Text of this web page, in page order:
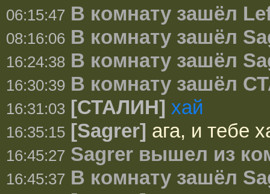
06:15:47 В комнату зашёл
08:16:06 В комнату зашёл
16:24:38 В комнату зашёл
16:30:39 В комнату зашёл
16:31:03 [СТАЛИН] хай
16:35:15 [Sagrer] ага, и тебе
16:45:27 Sagrer вышел из
16:45:37 В комнату зашёл